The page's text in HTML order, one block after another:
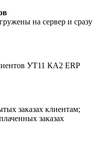
на сервер и сразу
УТ11 КА2 ERP
заказах клиентам;
заказах